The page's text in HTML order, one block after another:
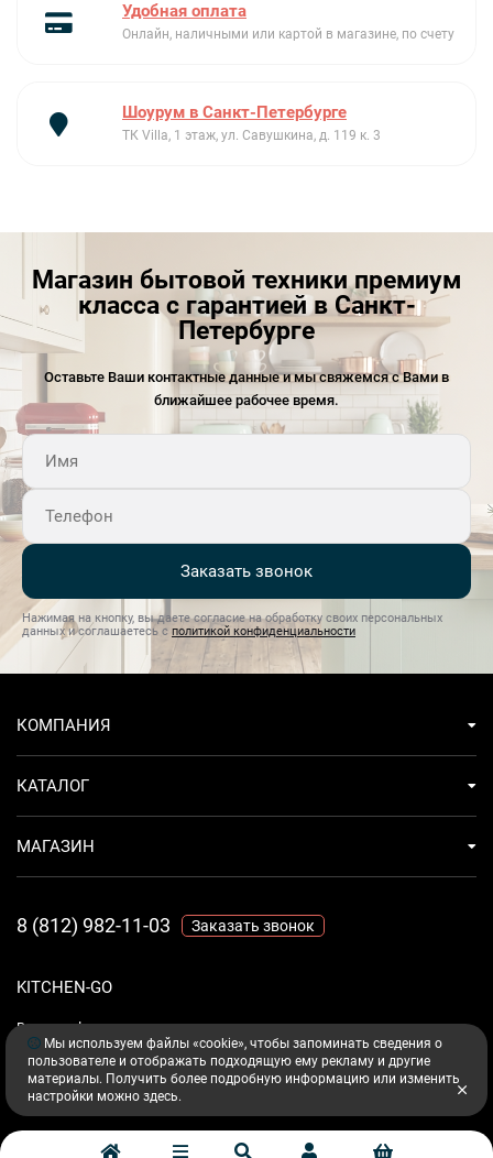
Удобная оплата
Онлайн, наличными или картой в магазине, по счету
Шоурум в Санкт-Петербурге
ТК Villa, 1 этаж, ул. Савушкина, д. 119 к. 3
Магазин бытовой техники премиум
класса с гарантией в Санкт-
Петербурге
Оставьте Ваши контактные данные и мы свяжемся с Вами в
ближайшее рабочее время.
Заказать звонок
Нажимая на кнопку, вы даете согласие на обработку своих персональных
данных и соглашаетесь с политикой конфиденциальности
KITCHEN-GO
Ваш комфорт - дело техники.
КОМПАНИЯ
КАТАЛОГ
МАГАЗИН
8 (812) 982-11-03 Заказать звонок
Мы используем файлы «cookie», чтобы запоминать сведения о
пользователе и отображать подходящую ему рекламу и другие
материалы. Получить более подробную информацию или изменить
настройки можно здесь.